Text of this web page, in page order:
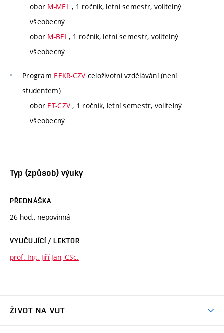
obor M-MEL, 1 ročník, letní semestr, volitelný
všeobecný
obor M-BEI , 1 ročník, letní semestr, volitelný
všeobecný
Program EEKR-CZV celoživotní vzdělávání (není
studentem)
obor ET-CZV , 1 ročník, letní semestr, volitelný
všeobecný
Typ (způsob) výuky
PŘEDNÁŠKA
26 hod., nepovinná
VYUČUJÍCÍ / LEKTOR
prof. Ing. Jiří Jan, CSc.
ŽIVOT NA VUT